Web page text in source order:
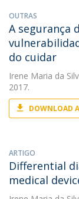
OUTRAS
A segurança
do cuidar
Irene Maria da
2017.
DOWNLOAD
ARTIGO
Differential
medical